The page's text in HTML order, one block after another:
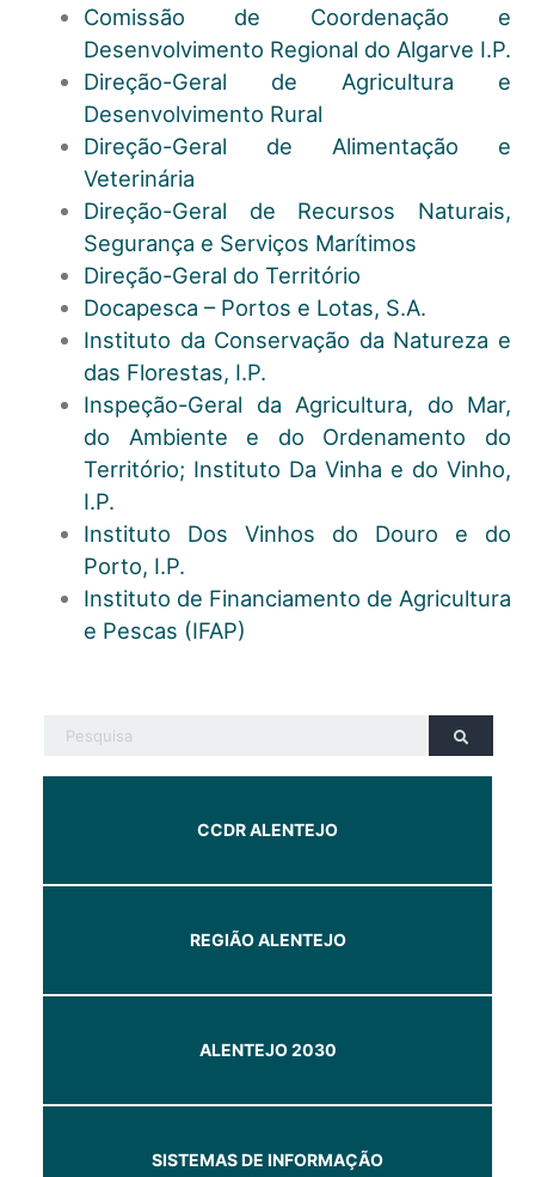
Comissão de Coordenação e
Desenvolvimento Regional do Algarve I.P.
Direção-Geral de Agricultura e
Desenvolvimento Rural
Direção-Geral de Alimentação e
Veterinária
Direção-Geral de Recursos Naturais,
Segurança e Serviços Marítimos
Direção-Geral do Território
Docapesca – Portos e Lotas, S.A.
Instituto da Conservação da Natureza e
das Florestas, I.P.
Inspeção-Geral da Agricultura, do Mar,
do Ambiente e do Ordenamento do
Território; Instituto Da Vinha e do Vinho,
I.P.
Instituto Dos Vinhos do Douro e do
Porto, I.P.
Instituto de Financiamento de Agricultura
e Pescas (IFAP)
CCDR ALENTEJO
REGIÃO ALENTEJO
ALENTEJO 2030
SISTEMAS DE INFORMAÇÃO